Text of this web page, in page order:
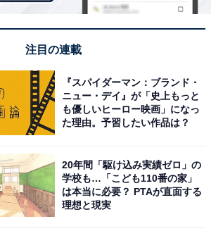
たいと思う「江ノ島電鉄線の駅」ランキン
2位「藤沢」を抑えた1位は？
注目の連載
『スパイダーマン：ブランド・
ニュー・デイ』が「史上もっと
も優しいヒーロー映画」になっ
た理由。予習したい作品は？
20年間「駆け込み実績ゼロ」の
学校も…「こども110番の家」
は本当に必要？ PTAが直面する
理想と現実